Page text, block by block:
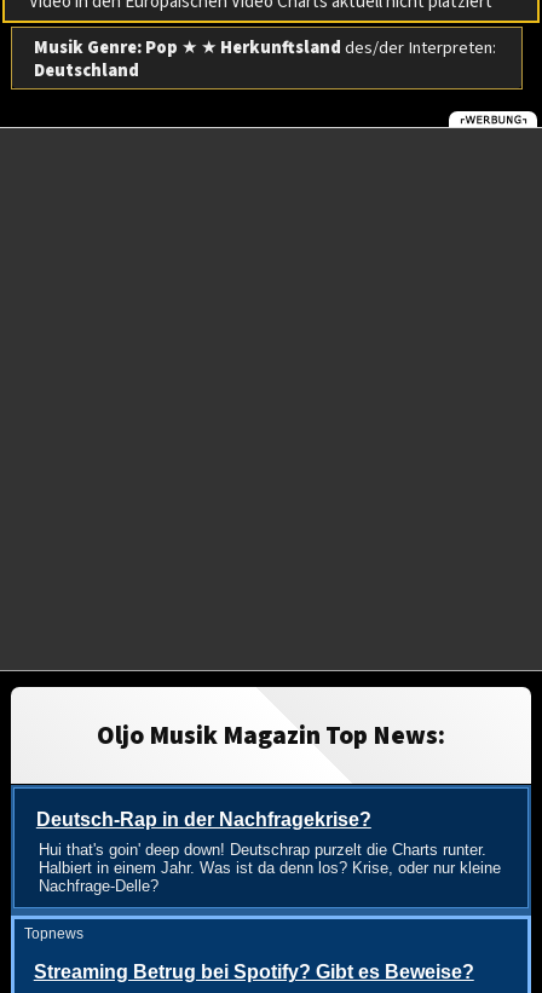
Musik Genre: Pop ★ ★ Herkunftslanddes/der Interpreten:
Deutschland
Oljo Musik Magazin Top News:
Deutsch-Rap in der Nachfragekrise?
Hui that's goin' deep down! Deutschrap purzelt die Charts runter.
Halbiert in einem Jahr. Was ist da denn los? Krise, oder nur kleine
Nachfrage-Delle?
Topnews
Streaming Betrug bei Spotify? Gibt es Beweise?